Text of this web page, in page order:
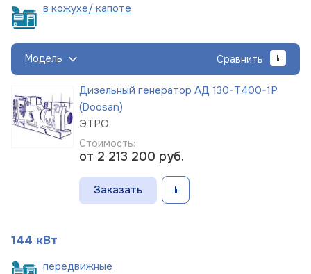
в кожухе/ капоте
Модель Сравнить
Дизельный генератор АД 130-Т400-1Р
(Doosan)
ЭТРО
Стоимость:
от 2 213 200 руб.
Заказать
144 кВт
передвижные